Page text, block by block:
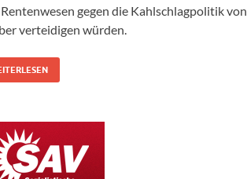
gegen die Kahlschlagpolitik von
verteidigen würden.